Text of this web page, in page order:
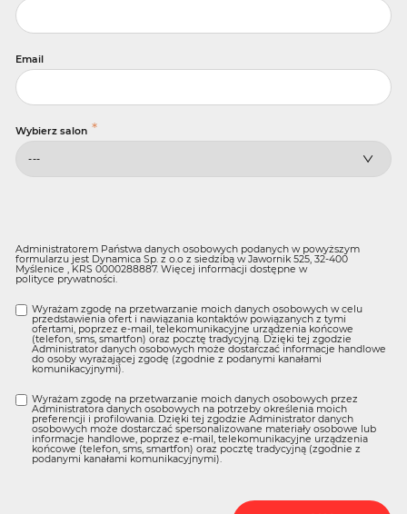
Email
Wybierz salon *
Administratorem Państwa danych osobowych podanych w powyższym
formularzu jest Dynamica Sp. z o.o z siedzibą w Jawornik 525, 32-400
Myślenice , KRS 0000288887. Więcej informacji dostępne w
polityce prywatności.
Wyrażam zgodę na przetwarzanie moich danych osobowych w celu
przedstawienia ofert i nawiązania kontaktów powiązanych z tymi
ofertami, poprzez e-mail, telekomunikacyjne urządzenia końcowe
(telefon, sms, smartfon) oraz pocztę tradycyjną. Dzięki tej zgodzie
Administrator danych osobowych może dostarczać informacje handlowe
do osoby wyrażającej zgodę (zgodnie z podanymi kanałami
komunikacyjnymi).
Wyrażam zgodę na przetwarzanie moich danych osobowych przez
Administratora danych osobowych na potrzeby określenia moich
preferencji i profilowania. Dzięki tej zgodzie Administrator danych
osobowych może dostarczać spersonalizowane materiały osobowe lub
informacje handlowe, poprzez e-mail, telekomunikacyjne urządzenia
końcowe (telefon, sms, smartfon) oraz pocztę tradycyjną (zgodnie z
podanymi kanałami komunikacyjnymi).